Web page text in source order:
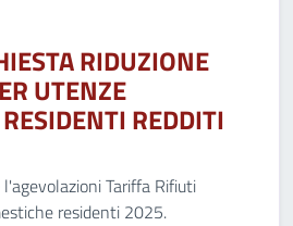
RIDUZIONE
UTENZE
REDDITI
Tariffa Rifiuti
residenti 2025.